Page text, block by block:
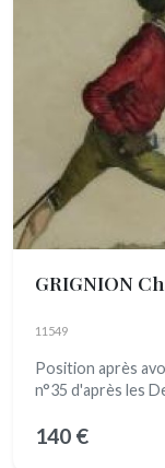
GRIGNION
11549
Position après
n°35 d'après les
140 €